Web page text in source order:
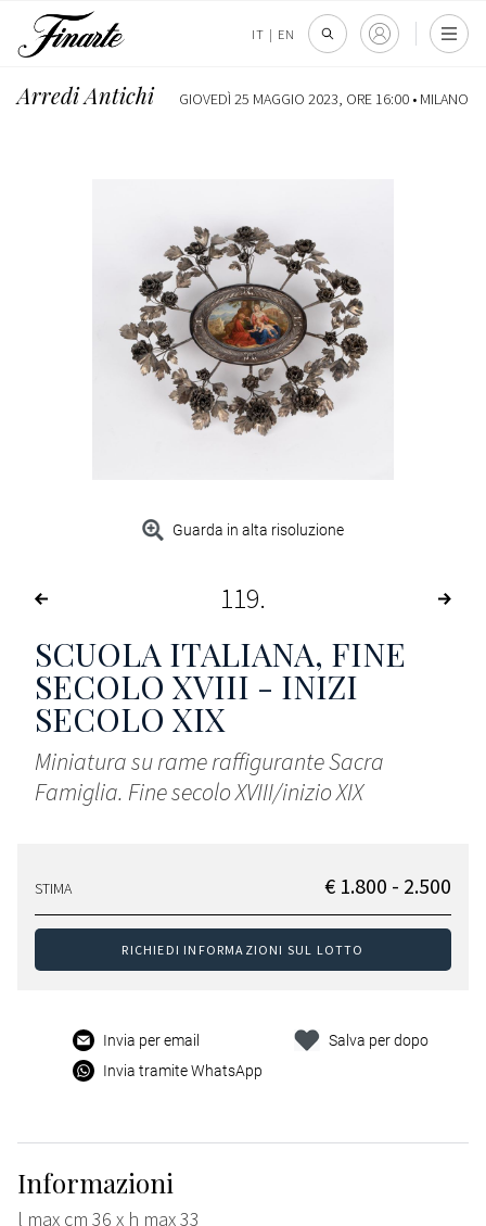
IT | EN
Arredi Antichi GIOVEDÌ 25 MAGGIO 2023, ORE 16:00 • MILANO
Guarda in alta risoluzione
119
SCUOLA ITALIANA, FINE
SECOLO XVIII - INIZI
SECOLO XIX
Miniatura su rame raffigurante Sacra
Famiglia. Fine secolo XVIII/inizio XIX
STIMA € 1.800 - 2.500
RICHIEDI INFORMAZIONI SUL LOTTO
Invia per email
Invia tramite WhatsApp
Salva per dopo
Informazioni
l max cm 36 x h max 33